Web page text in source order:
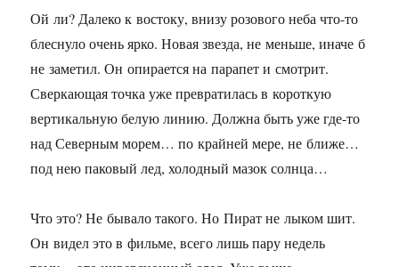
Ой ли? Далеко к востоку, внизу розового неба что-то
блеснуло очень ярко. Новая звезда, не меньше, иначе б
не заметил. Он опирается на парапет и смотрит.
Сверкающая точка уже превратилась в короткую
вертикальную белую линию. Должна быть уже где-то
над Северным морем… по крайней мере, не ближе…
под нею паковый лед, холодный мазок солнца…
Что это? Не бывало такого. Но Пират не лыком шит.
Он видел это в фильме, всего лишь пару недель